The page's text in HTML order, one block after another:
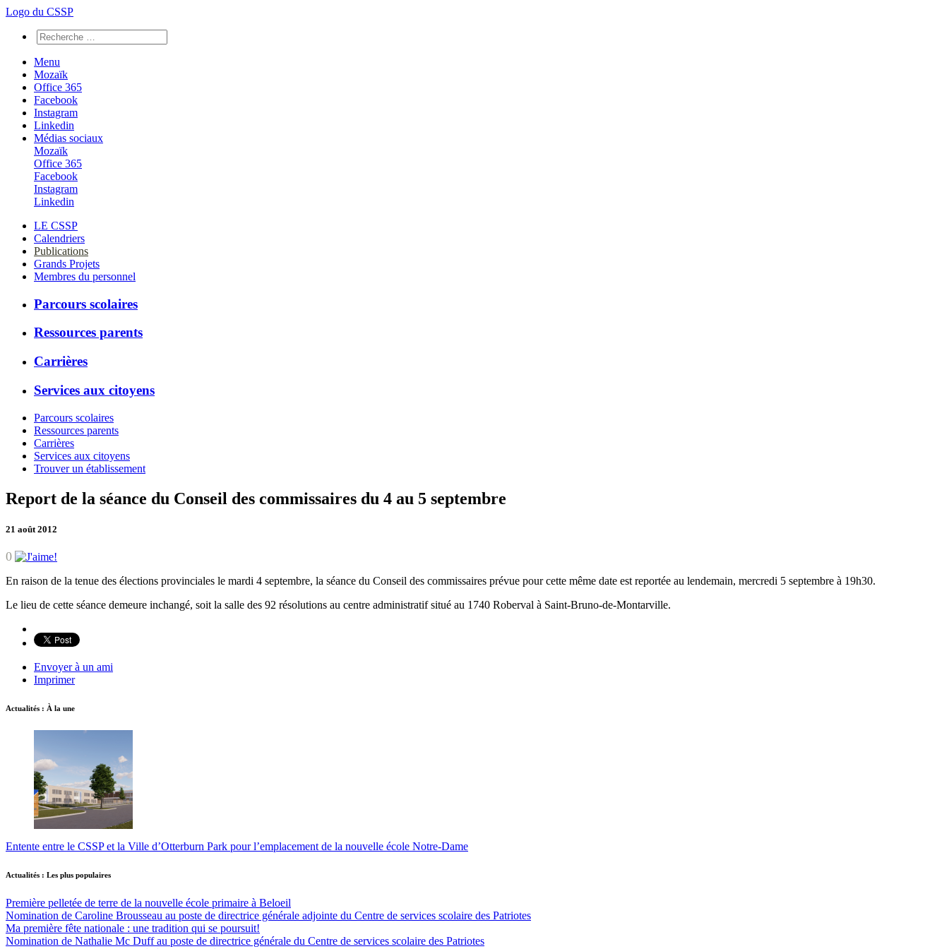
Logo du CSSP
Menu
Mozaïk
Office 365
Facebook
Instagram
Linkedin
Médias sociaux
Mozaïk
Office 365
Facebook
Instagram
Linkedin
LE CSSP
Calendriers
Publications
Grands Projets
Membres du personnel
Parcours scolaires
Ressources parents
Carrières
Services aux citoyens
Parcours scolaires
Ressources parents
Carrières
Services aux citoyens
Trouver un établissement
Report de la séance du Conseil des commissaires du 4 au 5 septembre
21 août 2012
0
En raison de la tenue des élections provinciales le mardi 4 septembre, la séance du Conseil des commissaires prévue pour cette même date est reportée au lendemain, mercredi 5 septembre à 19h30.
Le lieu de cette séance demeure inchangé, soit la salle des 92 résolutions au centre administratif situé au 1740 Roberval à Saint-Bruno-de-Montarville.
Envoyer à un ami
Imprimer
Actualités : À la une
Entente entre le CSSP et la Ville d’Otterburn Park pour l’emplacement de la nouvelle école Notre-Dame
Actualités : Les plus populaires
Première pelletée de terre de la nouvelle école primaire à Beloeil
Nomination de Caroline Brousseau au poste de directrice générale adjointe du Centre de services scolaire des Patriotes
Ma première fête nationale : une tradition qui se poursuit!
Nomination de Nathalie Mc Duff au poste de directrice générale du Centre de services scolaire des Patriotes